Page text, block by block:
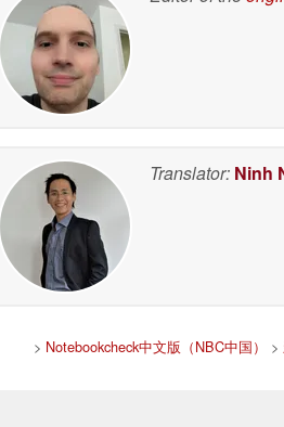
Translator: Ninh
> Notebookcheck中文版（NBC中国） >